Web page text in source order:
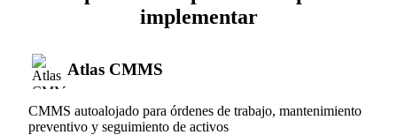
implementar
Atlas CMMS
CMMS autoalojado para órdenes de trabajo, mantenimiento
preventivo y seguimiento de activos